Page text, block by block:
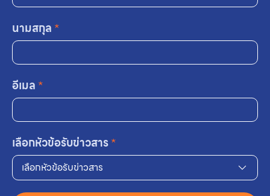
นามสกุล *
อีเมล *
เลือกหัวข้อรับข่าวสาร*
เลือกหัวข้อรับข่าวสาร